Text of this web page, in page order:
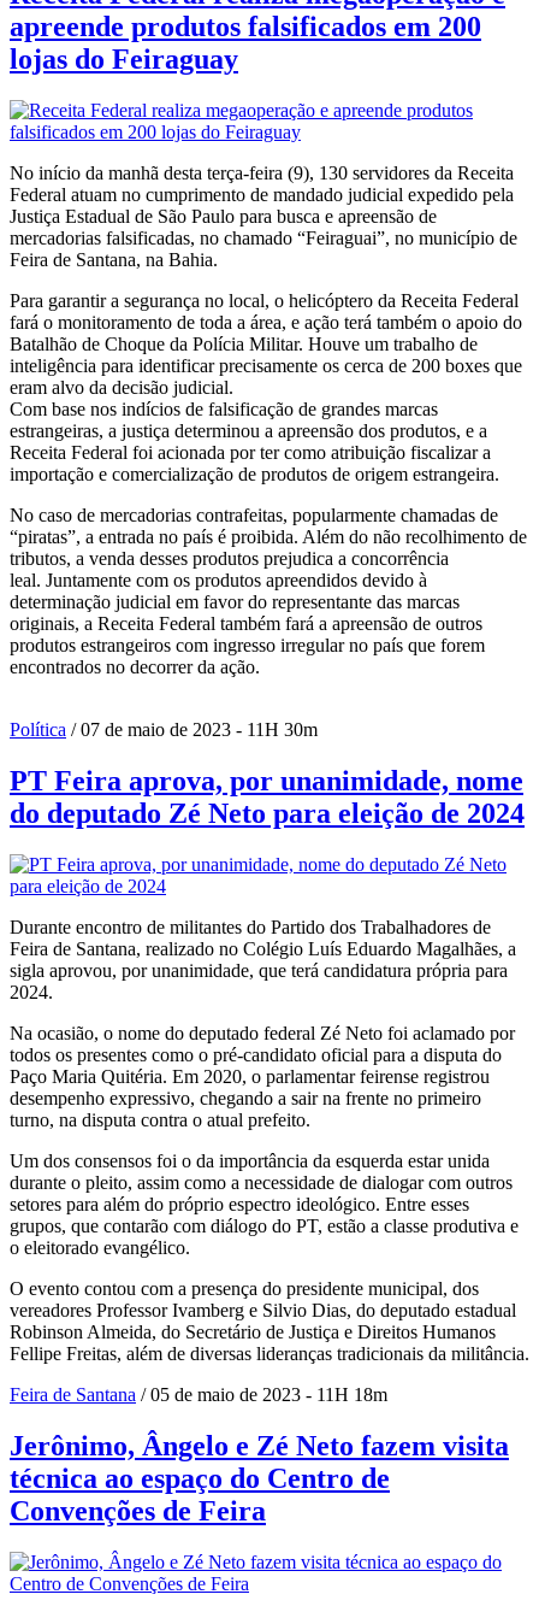
apreende produtos falsificados em 200
lojas do Feiraguay
No início da manhã desta terça-feira (9), 130 servidores da Receita
Federal atuam no cumprimento de mandado judicial expedido pela
Justiça Estadual de São Paulo para busca e apreensão de
mercadorias falsificadas, no chamado “Feiraguai”, no município de
Feira de Santana, na Bahia.
Para garantir a segurança no local, o helicóptero da Receita Federal
fará o monitoramento de toda a área, e ação terá também o apoio do
Batalhão de Choque da Polícia Militar. Houve um trabalho de
inteligência para identificar precisamente os cerca de 200 boxes que
eram alvo da decisão judicial.
Com base nos indícios de falsificação de grandes marcas
estrangeiras, a justiça determinou a apreensão dos produtos, e a
Receita Federal foi acionada por ter como atribuição fiscalizar a
importação e comercialização de produtos de origem estrangeira.
No caso de mercadorias contrafeitas, popularmente chamadas de
“piratas”, a entrada no país é proibida. Além do não recolhimento de
tributos, a venda desses produtos prejudica a concorrência
leal. Juntamente com os produtos apreendidos devido à
determinação judicial em favor do representante das marcas
originais, a Receita Federal também fará a apreensão de outros
produtos estrangeiros com ingresso irregular no país que forem
encontrados no decorrer da ação.
Política / 07 de maio de 2023 - 11H 30m
PT Feira aprova, por unanimidade, nome
do deputado Zé Neto para eleição de 2024
Durante encontro de militantes do Partido dos Trabalhadores de
Feira de Santana, realizado no Colégio Luís Eduardo Magalhães, a
sigla aprovou, por unanimidade, que terá candidatura própria para
2024.
Na ocasião, o nome do deputado federal Zé Neto foi aclamado por
todos os presentes como o pré-candidato oficial para a disputa do
Paço Maria Quitéria. Em 2020, o parlamentar feirense registrou
desempenho expressivo, chegando a sair na frente no primeiro
turno, na disputa contra o atual prefeito.
Um dos consensos foi o da importância da esquerda estar unida
durante o pleito, assim como a necessidade de dialogar com outros
setores para além do próprio espectro ideológico. Entre esses
grupos, que contarão com diálogo do PT, estão a classe produtiva e
o eleitorado evangélico.
O evento contou com a presença do presidente municipal, dos
vereadores Professor Ivamberg e Silvio Dias, do deputado estadual
Robinson Almeida, do Secretário de Justiça e Direitos Humanos
Fellipe Freitas, além de diversas lideranças tradicionais da militância.
Feira de Santana / 05 de maio de 2023 - 11H 18m
Jerônimo, Ângelo e Zé Neto fazem visita
técnica ao espaço do Centro de
Convenções de Feira